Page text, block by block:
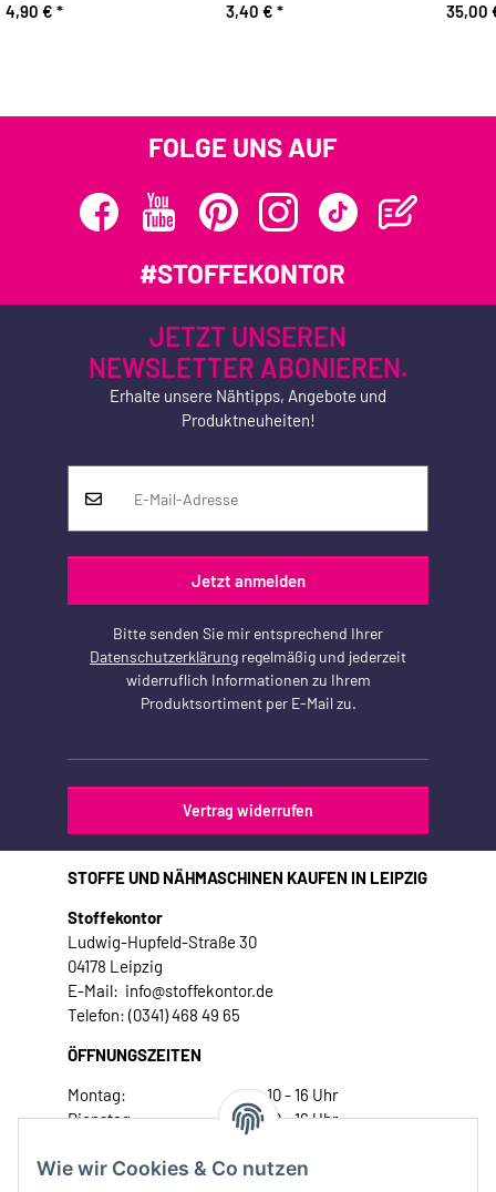
Wie wir Cookies & Co nutzen
4,90 € * 3,40 € * 35,00
FOLGE UNS AUF
#STOFFEKONTOR
JETZT UNSEREN
NEWSLETTER ABONIEREN.
Erhalte unsere Nähtipps, Angebote und
Produktneuheiten!
Jetzt anmelden
Bitte senden Sie mir entsprechend Ihrer
Datenschutzerklärung regelmäßig und jederzeit
widerruflich Informationen zu Ihrem
Produktsortiment per E-Mail zu.
Vertrag widerrufen
STOFFE UND NÄHMASCHINEN KAUFEN IN LEIPZIG
Stoffekontor
Ludwig-Hupfeld-Straße 30
04178 Leipzig
E-Mail: info@stoffekontor.de
Telefon: (0341) 468 49 65
ÖFFNUNGSZEITEN
Montag:
10 - 16 Uhr
Dienstag:
10 - 16 Uhr
Donnerstag:
10 - 18 Uhr